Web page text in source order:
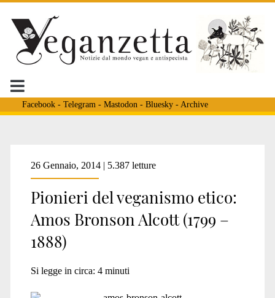
Facebook- Telegram - Mastodon - Bluesky- Archive
Tag:
<span>R.
Waldo
26 Gennaio, 2014 | 5.387 letture
Pionieri del veganismo etico:
Amos Bronson Alcott (1799 –
1888)
Si legge in circa: 4 minuti